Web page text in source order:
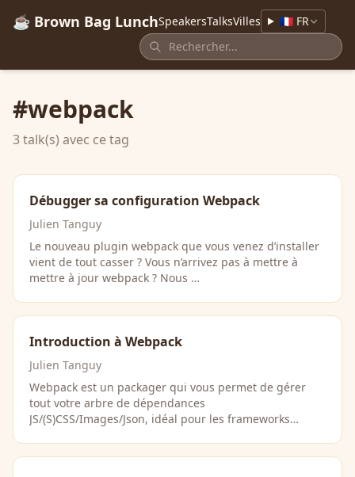
☕ Brown Bag LunchSpeakersTalksVilles 🇫🇷 FR
#webpack
3 talk(s) avec ce tag
Débugger sa configuration Webpack
Julien Tanguy
Le nouveau plugin webpack que vous venez d’installer
vient de tout casser ? Vous n’arrivez pas à mettre à
mettre à jour webpack ? Nous …
Introduction à Webpack
Julien Tanguy
Webpack est un packager qui vous permet de gérer
tout votre arbre de dépendances
JS/(S)CSS/Images/Json, idéal pour les frameworks